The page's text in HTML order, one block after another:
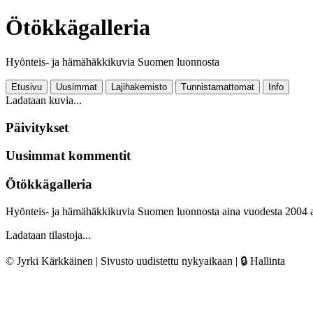
Ötökkägalleria
Hyönteis- ja hämähäkkikuvia Suomen luonnosta
Etusivu Uusimmat Lajihakemisto Tunnistamattomat Info
Ladataan kuvia...
Päivitykset
Uusimmat kommentit
Ötökkägalleria
Hyönteis- ja hämähäkkikuvia Suomen luonnosta aina vuodesta 2004
Ladataan tilastoja...
© Jyrki Kärkkäinen | Sivusto uudistettu nykyaikaan | 🔒 Hallinta